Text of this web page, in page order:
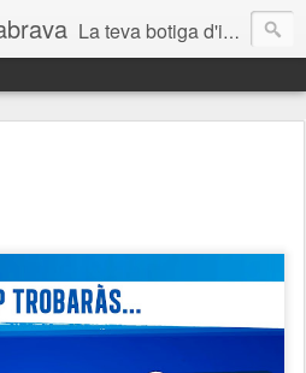
La teva botiga d'informàtica a Castelló d'Empúries. Reparació d'ordinadors. Reparación ordenadores Ampuriabrava. Reparació ordinadors Empuriabrava. Reparació ordinadors Roses. Reparació ordinadors Castelló d'Empúries. Servei técnic informàtic. Informàtica Empuriabrava. Informàtica Castello d'Empúries. SAT informàtic. Solucions informàtiques a prop.